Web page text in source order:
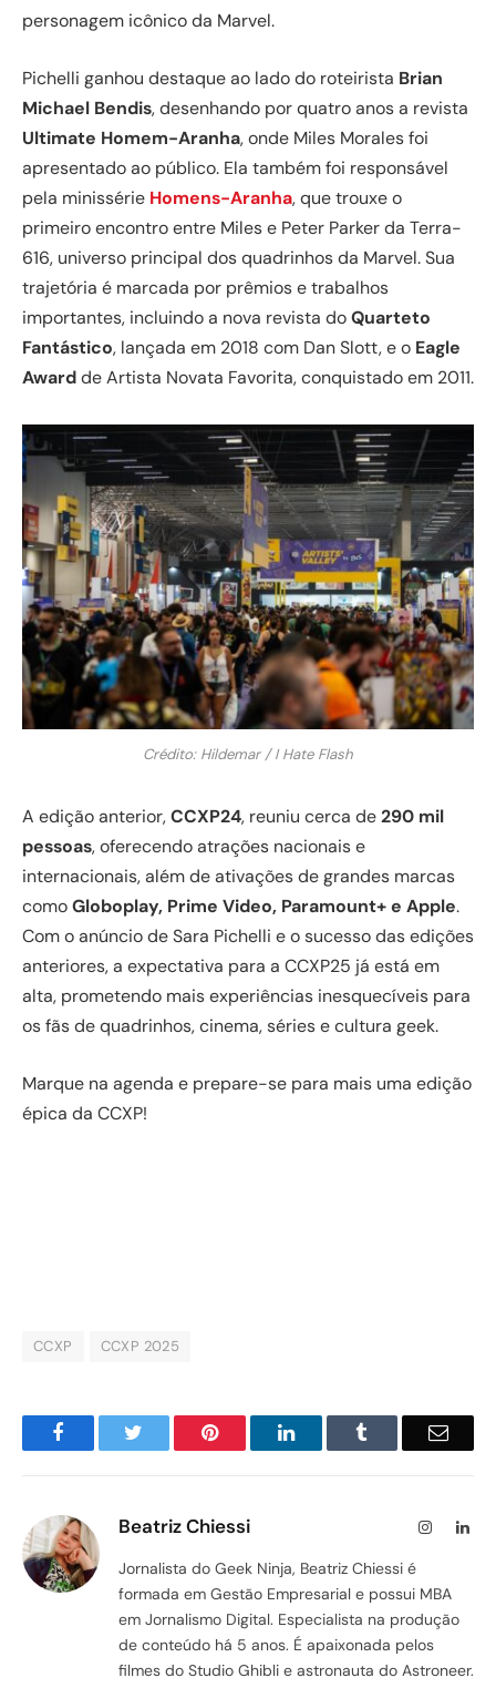
personagem icônico da Marvel.
Pichelli ganhou destaque ao lado do roteirista Brian
Michael Bendis, desenhando por quatro anos a revista
Ultimate Homem-Aranha, onde Miles Morales foi
apresentado ao público. Ela também foi responsável
pela minissérie Homens-Aranha, que trouxe o
primeiro encontro entre Miles e Peter Parker da Terra-
616, universo principal dos quadrinhos da Marvel. Sua
trajetória é marcada por prêmios e trabalhos
importantes, incluindo a nova revista doQuarteto
Fantástico, lançada em 2018 com Dan Slott, e o Eagle
Awardde Artista Novata Favorita, conquistado em 2011.
Crédito: Hildemar / I Hate Flash
A edição anterior,CCXP24, reuniu cerca de290 mil
pessoas, oferecendo atrações nacionais e
internacionais, além de ativações de grandes marcas
comoGloboplay, Prime Video, Paramount+ e Apple.
Com o anúncio de Sara Pichelli e o sucesso das edições
anteriores, a expectativa para a CCXP25 já está em
alta, prometendo mais experiências inesquecíveis para
os fãs de quadrinhos, cinema, séries e cultura geek.
Marque na agenda e prepare-se para mais uma edição
épica da CCXP!
CCXP CCXP 2025
Facebook Pinterest LinkedIn Email
Beatriz Chiessi Instagram
Jornalista do Geek Ninja, Beatriz Chiessi é
formada em Gestão Empresarial e possui MBA
em Jornalismo Digital. Especialista na produção
de conteúdo há 5 anos. É apaixonada pelos
filmes do Studio Ghibli e astronauta do Astroneer.